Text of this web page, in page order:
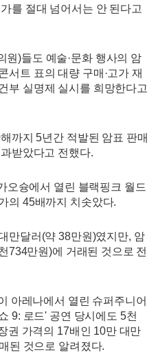
를 절대 넘어서는 안 된다고
원)들도 예술·문화 행사의 암
서트 표의 대량 구매·고가 재
부 실명제 실시를 희망한다고
까지 5년간 적발된 암표 판매
받았다고 전했다.
오슝에서 열린 블랙핑크 월드
의 45배까지 치솟았다.
만달러(약 38만원)였지만, 암
734만원)에 거래된 것으로 전
아레나에서 열린 슈퍼주니어
9: 로드' 공연 당시에도 5천
권 가격의 17배인 10만 대만
된 것으로 알려졌다.